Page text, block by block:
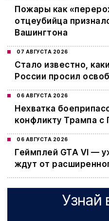
Пожары как
отцеубийца
Вашингтона
07 АВГУСТА 2026
Стало известно,
России просил
06 АВГУСТА 2026
Нехватка
конфликту Трампа
06 АВГУСТА 2026
Геймплей GTA VI —
ждут от
Узнай